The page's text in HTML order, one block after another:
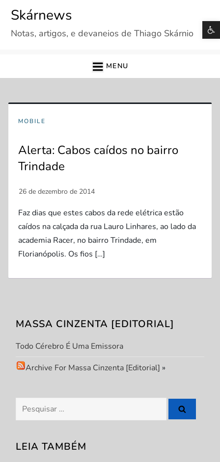
content
Skárnews
Notas, artigos, e devaneios de Thiago Skárnio
MENU
MOBILE
Alerta: Cabos caídos no bairro
Trindade
Faz dias que estes cabos da rede elétrica estão
caídos na calçada da rua Lauro Linhares, ao lado da
academia Racer, no bairro Trindade, em
Florianópolis. Os fios […]
MASSA CINZENTA [EDITORIAL]
Todo Cérebro É Uma Emissora
Archive For Massa Cinzenta [Editorial] »
Pesquisar
por:
LEIA TAMBÉM